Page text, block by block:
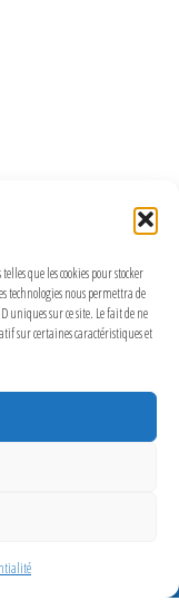
que les cookies pour stocker
technologies nous permettra de
uniques sur ce site. Le fait de ne
sur certaines caractéristiques et